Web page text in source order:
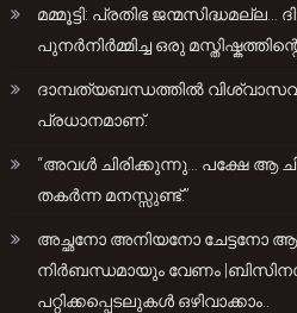
മമ്മൂട്ടി: പ്രതിഭ
പുനർനിർമ്മിച്ച ഒരു
ദാമ്പത്യബന്ധത്തിൽ
പ്രധാനമാണ്.
“അവൾ ചിരിക്കുന്നു… പക്ഷേ ആ
തകർന്ന മനസ്സുണ്ട്.”
അച്ഛനോ അനിയനോ ചേട്ടനോ
നിർബന്ധമായും വേണം
പറ്റിക്കപ്പെടലുകൾ ഒഴിവാക്കാം..